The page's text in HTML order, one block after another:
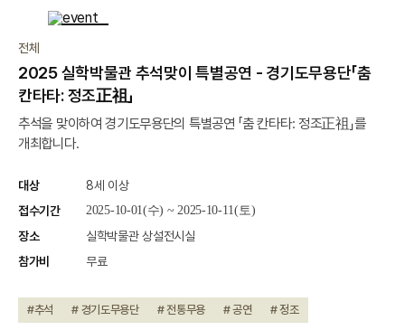
전체
2025 실학박물관 추석맞이 특별공연 - 경기도무용단「춤
칸타타: 정조正祖」
추석을 맞이하여 경기도무용단의 특별공연 「춤 칸타타: 정조正祖」를
개최합니다.
대상
8세 이상
접수기간
2025-10-01(수) ~ 2025-10-11(토)
장소
실학박물관 상설전시실
참가비
무료
#추석 # 경기도무용단 # 전통무용 # 공연 # 정조